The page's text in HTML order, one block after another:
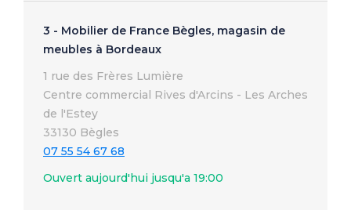
3 - Mobilier de France Bègles, magasin de
meubles à Bordeaux
1 rue des Frères Lumière
Centre commercial Rives d'Arcins - Les Arches
de l'Estey
33130 Bègles
07 55 54 67 68
Ouvert aujourd'hui jusqu'a 19:00